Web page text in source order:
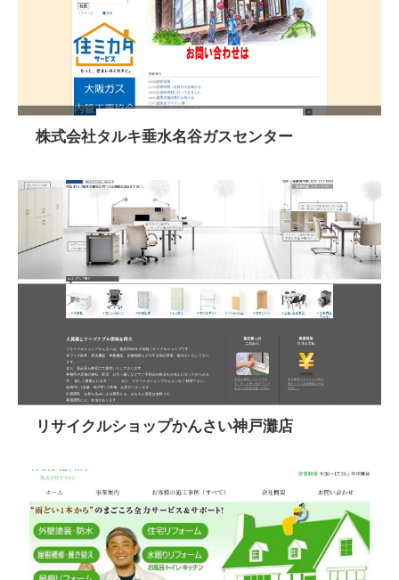
株式会社タルキ垂水名谷ガスセンター
リサイクルショップかんさい神戸灘店